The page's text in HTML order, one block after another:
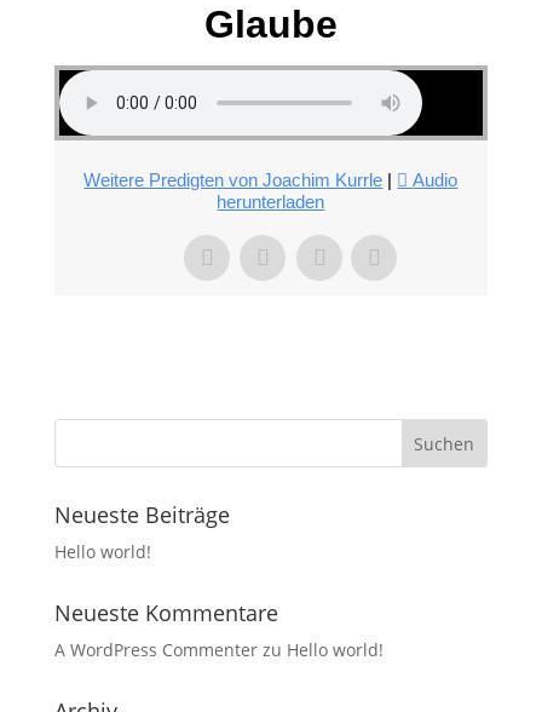
Glaube
Weitere Predigten von Joachim Kurrle |
Audio
herunterladen
Neueste Beiträge
Hello world!
Neueste Kommentare
A WordPress Commenterzu Hello world!